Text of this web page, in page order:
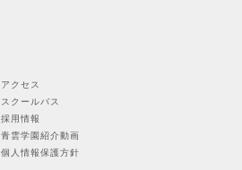
アクセス
スクールバス
採用情報
青雲学園紹介動画
個人情報保護方針